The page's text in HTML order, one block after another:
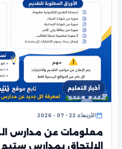
أخبار التعليم
الأربعاء 22 - 07 - 2026
معلومات عن مدارس
الالتحاق بمدارس ستيم